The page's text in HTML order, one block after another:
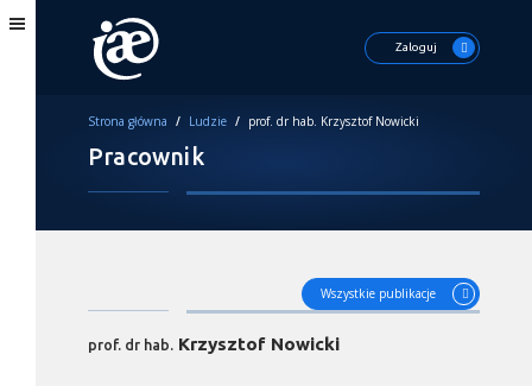
Zaloguj
Strona główna / Ludzie / prof. dr hab. Krzysztof Nowicki
Pracownik
Wszystkie publikacje
prof. dr hab. Krzysztof Nowicki